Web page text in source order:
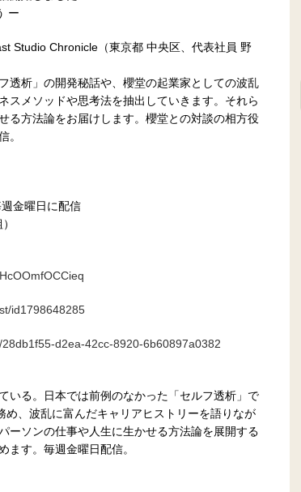
ー
Studio Chronicle（東京都 中央区、代表社員 野
透析」の開発秘話や、櫻堂の起業家としての波乱
スメソッドや思考法を抽出していきます。それら
る方法論をお届けします。櫻堂との対談の相方役
。
金曜日に配信
id1798648285
d2ea-42cc-8920-6b60897a0382
いる。日本では前例のなかった「セルフ透析」で
、波乱に富んだキャリアヒストリーを語りなが
ーソンの仕事や人生に生かせる方法論を展開する
ます。毎週金曜日配信。